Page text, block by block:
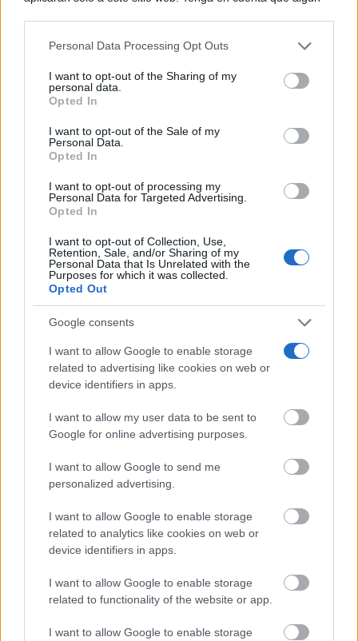
rechazar tal procesamiento. Puede cambiar sus preferencias
a este sitio y haciendo clic en el botón "Privacidad" en la
parte inferior de la página web.
Please note that this website/app uses one or more Google
services and may gather and store information including but
not limited to your visit or usage behaviour. You may click to
use your data for below specified purposes in below Google
consent section.
Personal Data Processing Opt Outs
I want to opt-out of the Sharing of my
personal data.
Opted In
I want to opt-out of the Sale of my
Personal Data.
Opted In
I want to opt-out of processing my
Personal Data for Targeted Advertising.
Opted In
I want to opt-out of Collection, Use,
Retention, Sale, and/or Sharing of my
Personal Data that Is Unrelated with the
Purposes for which it was collected.
Opted Out
Google consents
I want to allow Google to enable storage
related to advertising like cookies on web or
device identifiers in apps.
I want to allow my user data to be sent to
Google for online advertising purposes.
I want to allow Google to send me
personalized advertising.
I want to allow Google to enable storage
related to analytics like cookies on web or
device identifiers in apps.
I want to allow Google to enable storage
related to functionality of the website or app.
I want to allow Google to enable storage
TE RECOMENDAMOS